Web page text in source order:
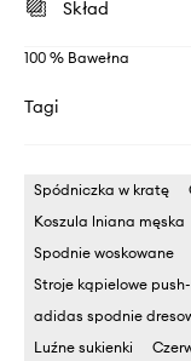
Skład
100 % Bawełna
Tagi
Spódniczka w kratę
Koszula lniana męska
Spodnie woskowane
Stroje kąpielowe
adidas spodnie
Luźne sukienki